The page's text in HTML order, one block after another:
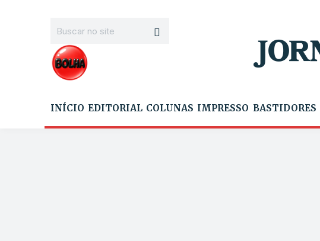
INÍCIO EDITORIAL COLUNAS IMPRESSO BASTIDORES